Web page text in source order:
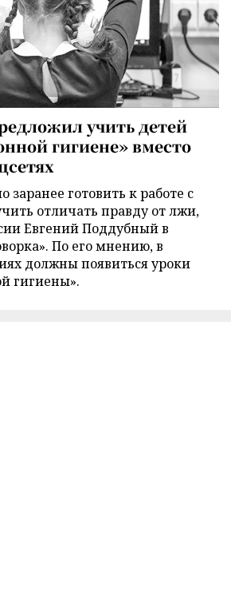
учить детей
гигиене» вместо
заранее готовить к работе с
отличать правду от лжи,
Евгений Поддубный в
По его мнению, в
должны появиться уроки
гигиены».